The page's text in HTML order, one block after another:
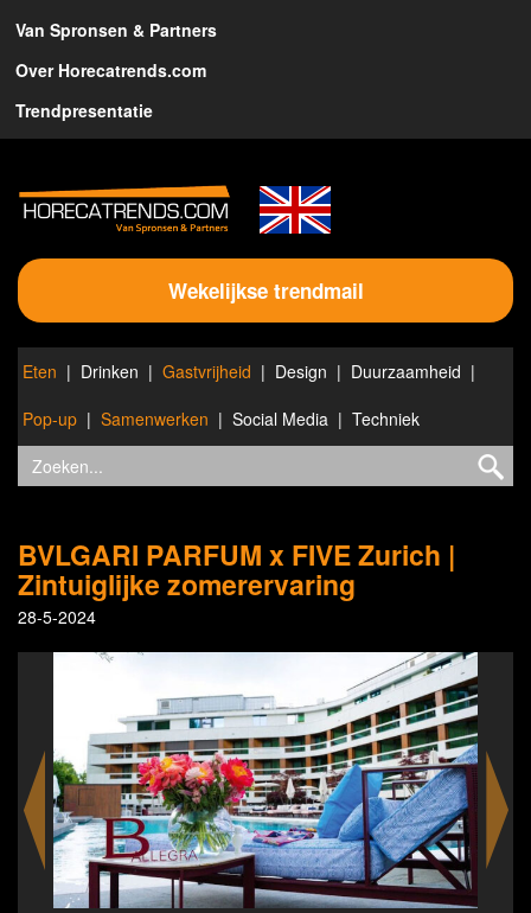
Van Spronsen & Partners
Over Horecatrends.com
Trendpresentatie
Wekelijkse trendmail
Eten Drinken Gastvrijheid Design
Duurzaamheid
Pop-up
Samenwerken Social Media Techniek
BVLGARI PARFUM x FIVE Zurich |
Zintuiglijke zomerervaring
28-5-2024